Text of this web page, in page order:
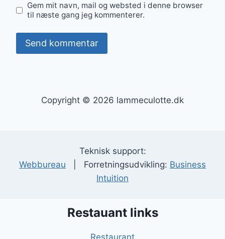
Gem mit navn, mail og websted i denne browser
til næste gang jeg kommenterer.
Copyright © 2026 lammeculotte.dk
Teknisk support:
Webbureau | Forretningsudvikling: Business
Intuition
Restauant links